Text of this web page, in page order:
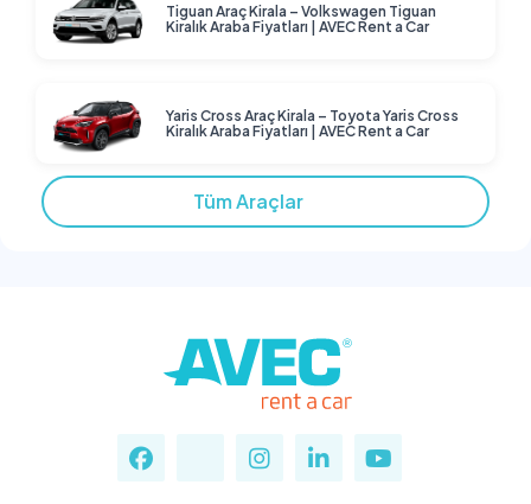
Tiguan Araç Kirala – Volkswagen Tiguan
Kiralık Araba Fiyatları | AVEC Rent a Car
Yaris Cross Araç Kirala – Toyota Yaris Cross
Kiralık Araba Fiyatları | AVEC Rent a Car
Tüm Araçlar